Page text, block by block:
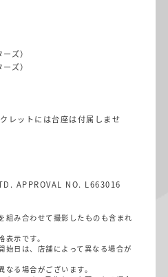
ズ）
ズ）
レットには台座は付属しませ
APPROVAL NO. L663016
み合わせて撮影したものも含まれ
示です。
日は、店舗によって異なる場合が
る場合がございます。